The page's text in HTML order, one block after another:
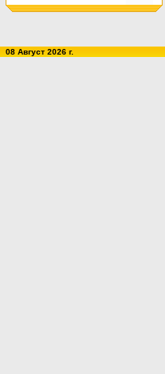
08 Август 2026 г.